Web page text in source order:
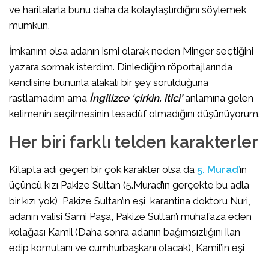
ve haritalarla bunu daha da kolaylaştırdığını söylemek
mümkün.
İmkanım olsa adanın ismi olarak neden Minger seçtiğini
yazara sormak isterdim. Dinlediğim röportajlarında
kendisine bununla alakalı bir şey sorulduğuna
rastlamadım ama İngilizce ‘çirkin, itici’anlamına gelen
kelimenin seçilmesinin tesadüf olmadığını düşünüyorum.
Her biri farklı telden karakterler
Kitapta adı geçen bir çok karakter olsa da 5. Murad’ın
üçüncü kızı Pakize Sultan (5.Murad’ın gerçekte bu adla
bir kızı yok), Pakize Sultan’ın eşi, karantina doktoru Nuri,
adanın valisi Sami Paşa, Pakize Sultan’ı muhafaza eden
kolağası Kamil (Daha sonra adanın bağımsızlığını ilan
edip komutanı ve cumhurbaşkanı olacak), Kamil’in eşi